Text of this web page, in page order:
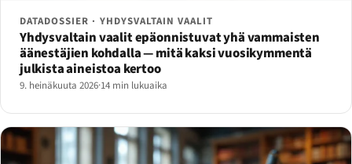
DATADOSSIER · YHDYSVALTAIN VAALIT
Yhdysvaltain vaalit epäonnistuvat yhä vammaisten
äänestäjien kohdalla — mitä kaksi vuosikymmentä
julkista aineistoa kertoo
9. heinäkuuta 2026·14 min lukuaika